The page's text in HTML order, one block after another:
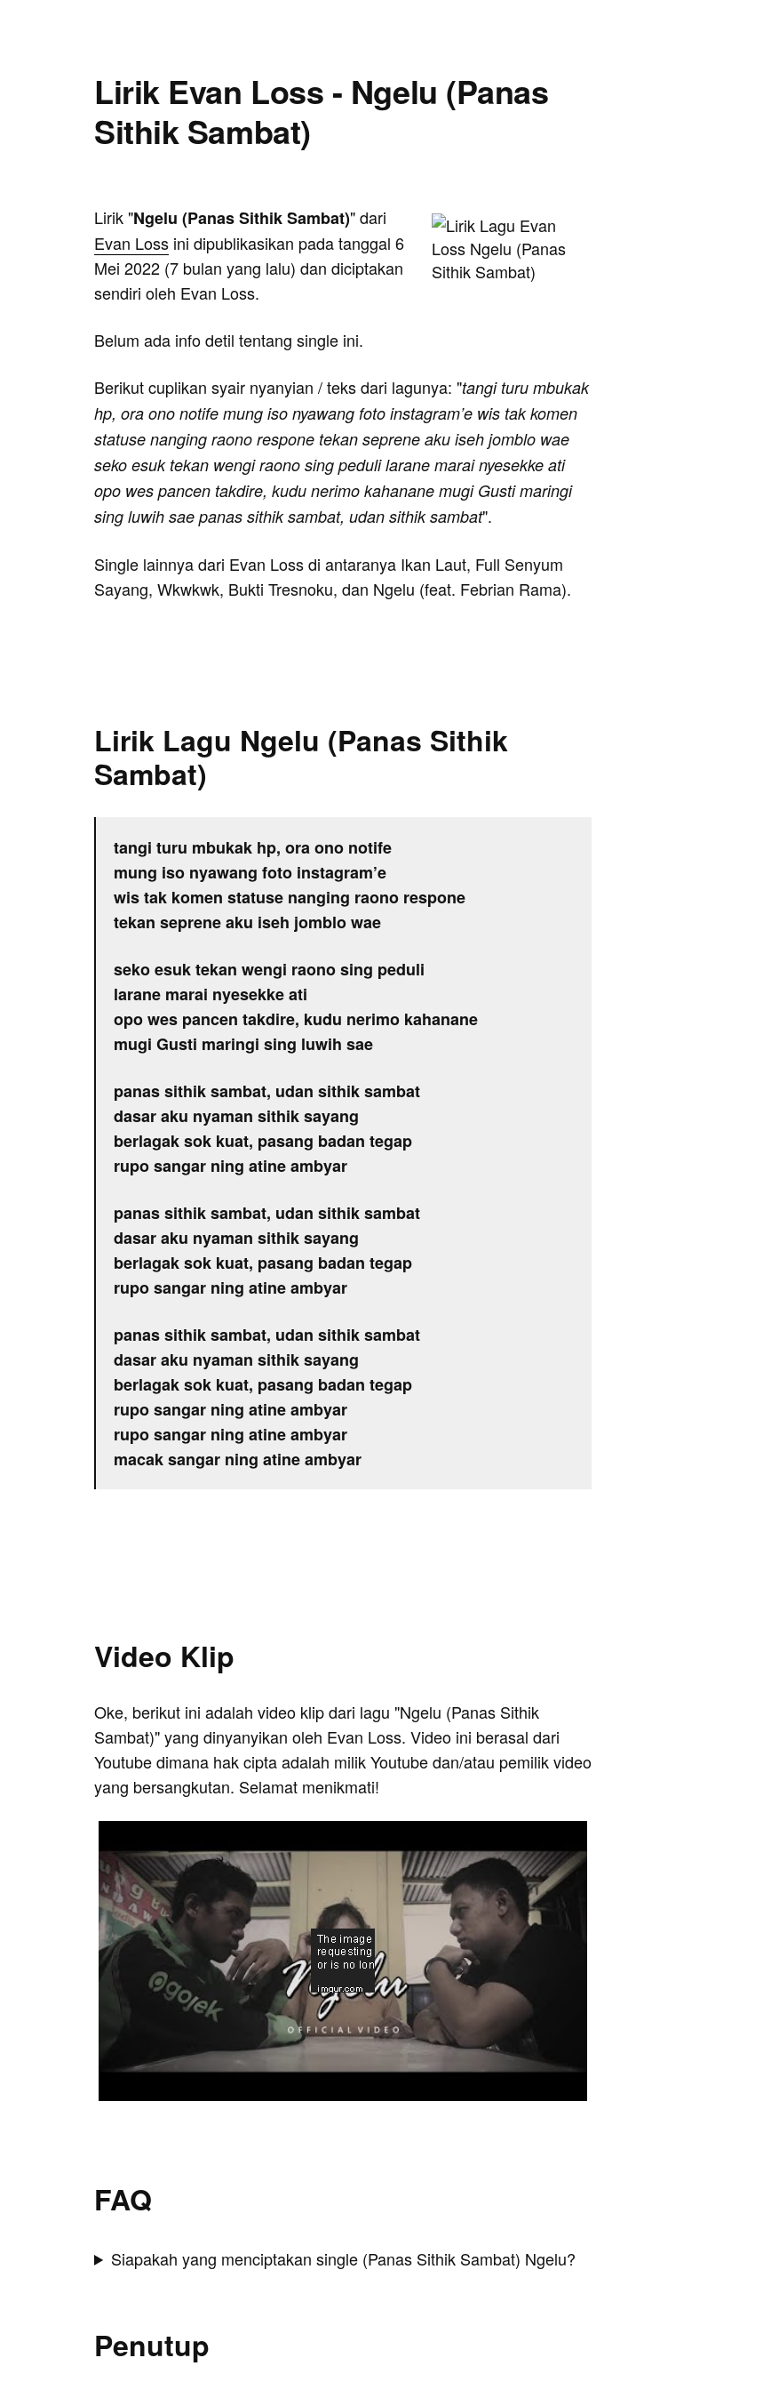
Lirik Evan Loss - Ngelu (Panas
Sithik Sambat)
Lirik "Ngelu (Panas Sithik Sambat)" dari
Evan Loss ini dipublikasikan pada tanggal 6
Mei 2022 (7 bulan yang lalu) dan diciptakan
sendiri oleh Evan Loss.
Belum ada info detil tentang single ini.
Berikut cuplikan syair nyanyian / teks dari lagunya: "tangi turu mbukak
hp, ora ono notife mung iso nyawang foto instagram’e wis tak komen
statuse nanging raono respone tekan seprene aku iseh jomblo wae
seko esuk tekan wengi raono sing peduli larane marai nyesekke ati
opo wes pancen takdire, kudu nerimo kahanane mugi Gusti maringi
sing luwih sae panas sithik sambat, udan sithik sambat".
Single lainnya dari Evan Loss di antaranya Ikan Laut, Full Senyum
Sayang, Wkwkwk, Bukti Tresnoku, dan Ngelu (feat. Febrian Rama).
Lirik Lagu Ngelu (Panas Sithik
Sambat)
tangi turu mbukak hp, ora ono notife
mung iso nyawang foto instagram’e
wis tak komen statuse nanging raono respone
tekan seprene aku iseh jomblo wae
seko esuk tekan wengi raono sing peduli
larane marai nyesekke ati
opo wes pancen takdire, kudu nerimo kahanane
mugi Gusti maringi sing luwih sae
panas sithik sambat, udan sithik sambat
dasar aku nyaman sithik sayang
berlagak sok kuat, pasang badan tegap
rupo sangar ning atine ambyar
panas sithik sambat, udan sithik sambat
dasar aku nyaman sithik sayang
berlagak sok kuat, pasang badan tegap
rupo sangar ning atine ambyar
panas sithik sambat, udan sithik sambat
dasar aku nyaman sithik sayang
berlagak sok kuat, pasang badan tegap
rupo sangar ning atine ambyar
rupo sangar ning atine ambyar
macak sangar ning atine ambyar
Video Klip
Oke, berikut ini adalah video klip dari lagu "Ngelu (Panas Sithik
Sambat)" yang dinyanyikan oleh Evan Loss. Video ini berasal dari
Youtube dimana hak cipta adalah milik Youtube dan/atau pemilik video
yang bersangkutan. Selamat menikmati!
FAQ
Siapakah yang menciptakan single (Panas Sithik Sambat) Ngelu?
Penutup